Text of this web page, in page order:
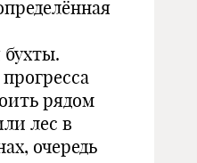
рядом
лес в
очередь